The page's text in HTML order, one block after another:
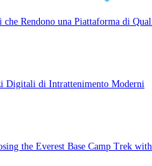
Rendono una Piattaforma di
Digitali di Intrattenimento Moderni
the Everest Base Camp Trek with